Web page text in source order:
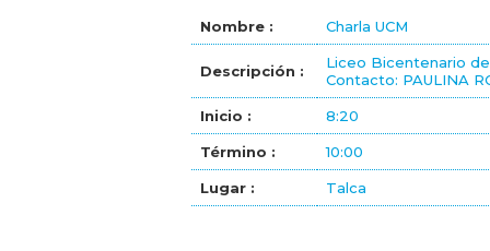
Nombre : Charla UCM
Descripción :
Liceo Bicentenario
Contacto: PAULINA
Inicio : 8:20
Término : 10:00
Lugar : Talca